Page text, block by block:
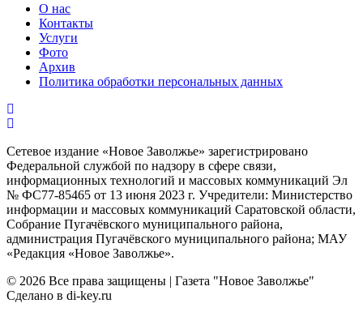
О нас
Контакты
Услуги
Фото
Архив
Политика обработки персональных данных
Сетевое издание «Новое Заволжье» зарегистрировано
Федеральной службой по надзору в сфере связи,
информационных технологий и массовых коммуникаций Эл
№ ФС77-85465 от 13 июня 2023 г. Учредители: Министерство
информации и массовых коммуникаций Саратовской области,
Собрание Пугачёвского муниципального района,
администрация Пугачёвского муниципального района; МАУ
«Редакция «Новое Заволжье».
© 2026 Все права защищены | Газета "Новое Заволжье"
Сделано в di-key.ru